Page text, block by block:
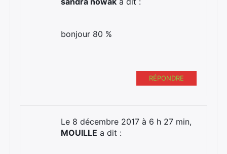
bonjour 80 %
RÉPONDRE
Le 8 décembre 2017 à 6 h 27 min,
MOUILLE a dit :